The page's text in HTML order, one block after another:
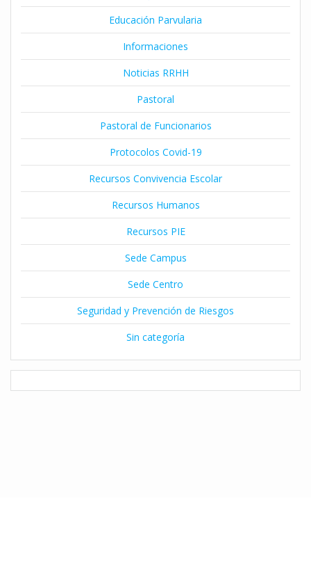
Educación Parvularia
Informaciones
Noticias RRHH
Pastoral
Pastoral de Funcionarios
Protocolos Covid-19
Recursos Convivencia Escolar
Recursos Humanos
Recursos PIE
Sede Campus
Sede Centro
Seguridad y Prevención de Riesgos
Sin categoría